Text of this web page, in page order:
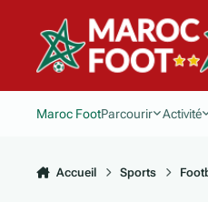
Maroc FootParcourir Activité
Accueil Sports